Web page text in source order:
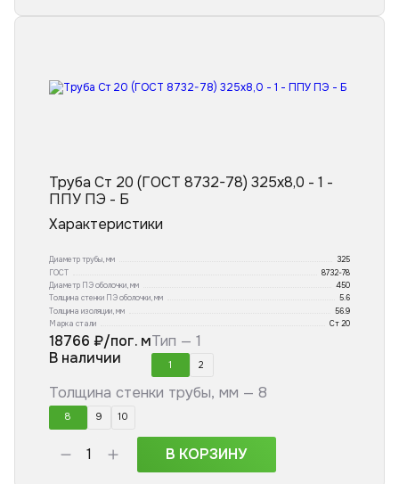
Труба Ст 20 (ГОСТ 8732-78) 325x8,0 - 1 -
ППУ ПЭ - Б
Характеристики
Диаметр трубы, мм
325
ГОСТ
8732-78
Диаметр ПЭ оболочки, мм
450
Толщина стенки ПЭ оболочки, мм
5.6
Толщина изоляции, мм
56.9
Марка стали
Ст 20
18766 ₽/пог. м
В наличии
Тип — 1
1 2
Толщина стенки трубы, мм — 8
8 9 10
В КОРЗИНУ